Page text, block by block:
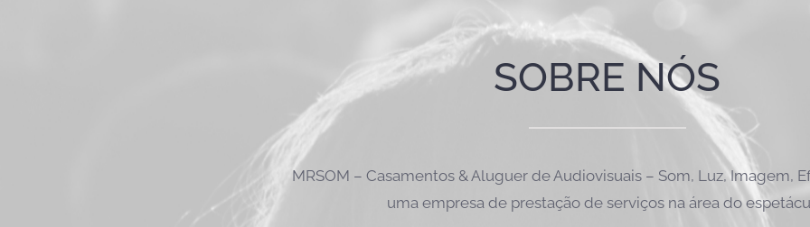
SOBRE NÓS
MRSOM – Casamentos & Aluguer de Audiovisuais – Som, Luz, Imagem,
uma empresa de prestação de serviços na área do